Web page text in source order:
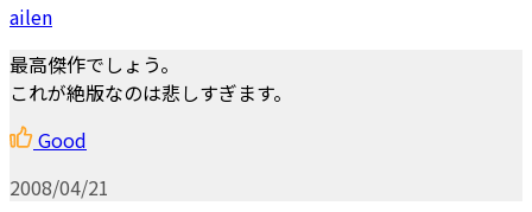
ailen
最高傑作でしょう。
これが絶版なのは悲しすぎます。
Good
2008/04/21